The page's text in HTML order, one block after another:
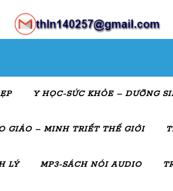
Y HỌC-SỨC KHỎE – DƯỠNG
GIÁO – MINH TRIẾT THẾ GIỚI
LÝ MP3-SÁCH NÓI AUDIO